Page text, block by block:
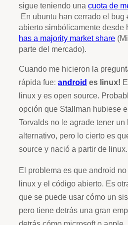
sigue teniendo una cuota de
En ubuntu han cerrado el bug
abierto simbólicamente desde
has a majority market share
parte del mercado).
Cuando me hicieron la
rápida fue: android es linux!
linux y es open source.
opción que Stallman hubiese
Torvalds no le agrade tener
alternativo, pero lo cierto es
source y nació a partir de linux.
El problema es que android
linux y el código abierto. Es
que se puede usar cómo un
pero tiene detrás una gran